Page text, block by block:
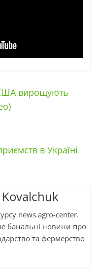
вирощують
в Україні
news.agro-center.
банальні новини про
та фермерство